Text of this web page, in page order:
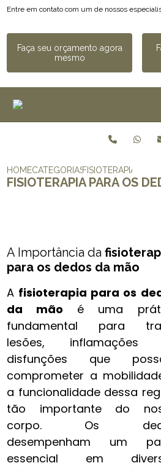
Entre em contato com um de nossos
Faça seu orçamento agora
mesmo
HOMECATEGORIASFISIOTERAPIA
FISIOTERAPIA PARA OS
A Importância da
para os dedos da mão​
A fisioterapia para os
da mão​ é uma
fundamental para
lesões, inflamações
disfunções que
comprometer a
a funcionalidade dessa
tão importante do
corpo. Os
desempenham um
essencial em